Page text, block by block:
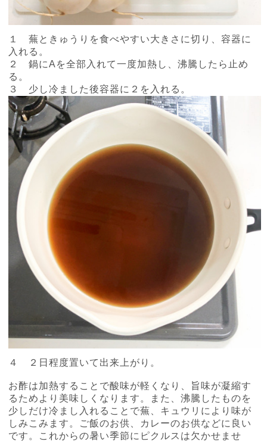
１ 蕪ときゅうりを食べやすい大きさに切り、容器に
入れる。
２ 鍋にAを全部入れて一度加熱し、沸騰したら止め
る。
３ 少し冷ました後容器に２を入れる。
４ ２日程度置いて出来上がり。
お酢は加熱することで酸味が軽くなり、旨味が凝縮す
るためより美味しくなります。また、沸騰したものを
少しだけ冷まし入れることで蕪、キュウリにより味が
しみこみます。ご飯のお供、カレーのお供などに良い
です。これからの暑い季節にピクルスは欠かせませ